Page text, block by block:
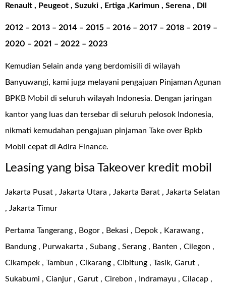
Renault , Peugeot , Suzuki , Ertiga ,Karimun , Serena , Dll
2012 – 2013 – 2014 – 2015 – 2016 – 2017 – 2018 – 2019 –
2020 – 2021 – 2022 – 2023
Kemudian Selain anda yang berdomisili di wilayah
Banyuwangi, kami juga melayani pengajuan Pinjaman Agunan
BPKB Mobil di seluruh wilayah Indonesia. Dengan jaringan
kantor yang luas dan tersebar di seluruh pelosok Indonesia,
nikmati kemudahan pengajuan pinjaman Take over Bpkb
Mobil cepat di Adira Finance.
Leasing yang bisa Takeover kredit mobil
Jakarta Pusat , Jakarta Utara , Jakarta Barat , Jakarta Selatan
, Jakarta Timur
Pertama Tangerang , Bogor , Bekasi , Depok , Karawang ,
Bandung , Purwakarta , Subang , Serang , Banten , Cilegon ,
Cikampek , Tambun , Cikarang , Cibitung , Tasik, Garut ,
Sukabumi , Cianjur , Garut , Cirebon , Indramayu , Cilacap ,